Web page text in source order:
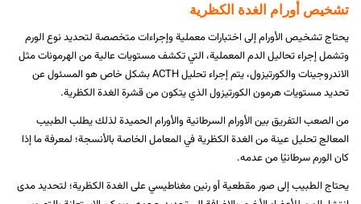
تشخيص أورام الغدة الكظرية
يحتاج تشخيص الأورام إلى اختبارات معملية وإجراءات متخصصة لتحديد نوع الورم
وتشمل إجراء تحاليل الدم المعملية، التي تكشف مستويات عالية من الهرمونات مثل
الاندروجينات والكورتيزول، يتم إجراء تحليل ACTH بشكل خاص هو المسئول عن
تحديد مستويات هرمون الكورتيزول الذي يتكون من قشرة الغدة الكظرية.
من الصعب التفريق بين الأورام السرطانية والأورام الحميدة لذلك يطلب الطبيب
المعالج تحليل عينة من الغدة الكظرية في المعامل الخاصة بالأنسجة؛ لمعرفة ما إذا
كان الورم سرطانيًا من عدمه.
يحتاج الطبيب إلى صور مقطعية أو رنين مغناطيسي على الغدة الكظرية؛ لتحديد مدى